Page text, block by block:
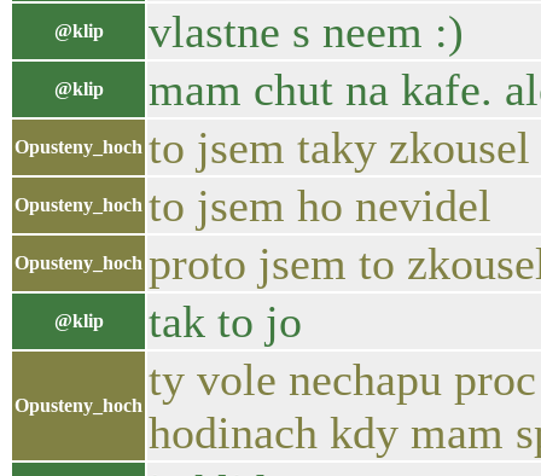
@klip vlastne s neem :)
@klip mam chut na kafe.
Opusteny_hoch to jsem taky zkousel
Opusteny_hoch to jsem ho nevidel
Opusteny_hoch proto jsem to
@klip tak to jo
Opusteny_hoch
ty vole nechapu
hodinach kdy mam